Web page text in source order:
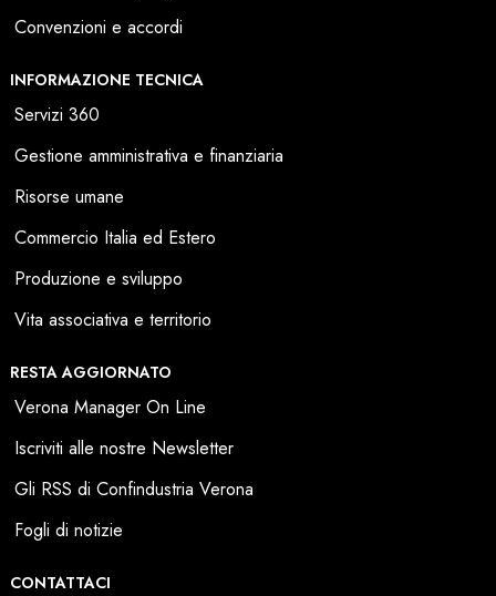
Convenzioni e accordi
INFORMAZIONE TECNICA
Servizi 360
Gestione amministrativa e finanziaria
Risorse umane
Commercio Italia ed Estero
Produzione e sviluppo
Vita associativa e territorio
RESTA AGGIORNATO
Verona Manager On Line
Iscriviti alle nostre Newsletter
Gli RSS di Confindustria Verona
Fogli di notizie
CONTATTACI